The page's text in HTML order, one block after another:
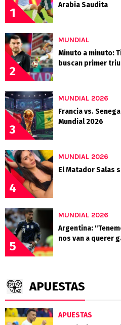
1
Arabia Saudita
2
MUNDIAL
Minuto a minuto:
buscan primer
3
MUNDIAL 2026
Francia vs.
Mundial 2026
4
MUNDIAL 2026
El Matador Salas
5
MUNDIAL 2026
Argentina:
nos van a querer
APUESTAS
APUESTAS